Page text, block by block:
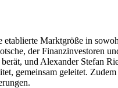
Marktgröße in
der Finanzinvestoren
berät, und Alexander Stefan
gemeinsam geleitet.